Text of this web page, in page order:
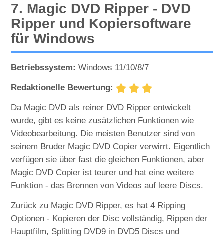
7. Magic DVD Ripper - DVD
Ripper und Kopiersoftware
für Windows
Betriebssystem: Windows 11/10/8/7
Redaktionelle Bewertung:
Da Magic DVD als reiner DVD Ripper entwickelt
wurde, gibt es keine zusätzlichen Funktionen wie
Videobearbeitung. Die meisten Benutzer sind von
seinem Bruder Magic DVD Copier verwirrt. Eigentlich
verfügen sie über fast die gleichen Funktionen, aber
Magic DVD Copier ist teurer und hat eine weitere
Funktion - das Brennen von Videos auf leere Discs.
Zurück zu Magic DVD Ripper, es hat 4 Ripping
Optionen - Kopieren der Disc vollständig, Rippen der
Hauptfilm, Splitting DVD9 in DVD5 Discs und